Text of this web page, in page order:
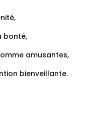
bonté,
amusantes,
bienveillante.